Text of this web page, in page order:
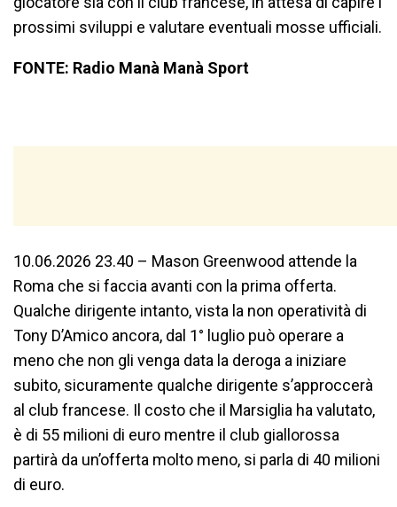
prossimi sviluppi e valutare eventuali mosse ufficiali.
FONTE: Radio Manà Manà Sport
10.06.2026 23.40 – Mason Greenwood attende la
Roma che si faccia avanti con la prima offerta.
Qualche dirigente intanto, vista la non operatività di
Tony D’Amico ancora, dal 1° luglio può operare a
meno che non gli venga data la deroga a iniziare
subito, sicuramente qualche dirigente s’approccerà
al club francese. Il costo che il Marsiglia ha valutato,
è di 55 milioni di euro mentre il club giallorossa
partirà da un’offerta molto meno, si parla di 40 milioni
di euro.